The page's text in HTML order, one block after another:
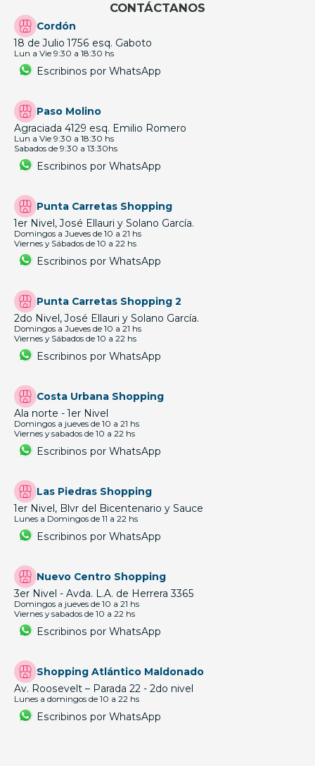
CONTÁCTANOS
Cordón
18 de Julio 1756 esq. Gaboto
Lun a Vie 9:30 a 18:30 hs
Escribinos por WhatsApp
Paso Molino
Agraciada 4129 esq. Emilio Romero
Lun a Vie 9:30 a 18:30 hs
Sabados de 9:30 a 13:30hs
Escribinos por WhatsApp
Punta Carretas Shopping
1er Nivel, José Ellauri y Solano García.
Domingos a Jueves de 10 a 21 hs
Viernes y Sábados de 10 a 22 hs
Escribinos por WhatsApp
Punta Carretas Shopping 2
2do Nivel, José Ellauri y Solano García.
Domingos a Jueves de 10 a 21 hs
Viernes y Sábados de 10 a 22 hs
Escribinos por WhatsApp
Costa Urbana Shopping
Ala norte - 1er Nivel
Domingos a jueves de 10 a 21 hs
Viernes y sabados de 10 a 22 hs
Escribinos por WhatsApp
Las Piedras Shopping
1er Nivel, Blvr del Bicentenario y Sauce
Lunes a Domingos de 11 a 22 hs
Escribinos por WhatsApp
Nuevo Centro Shopping
3er Nivel - Avda. L.A. de Herrera 3365
Domingos a jueves de 10 a 21 hs
Viernes y sabados de 10 a 22 hs
Escribinos por WhatsApp
Shopping Atlántico Maldonado
Av. Roosevelt – Parada 22 - 2do nivel
Lunes a domingos de 10 a 22 hs
Escribinos por WhatsApp